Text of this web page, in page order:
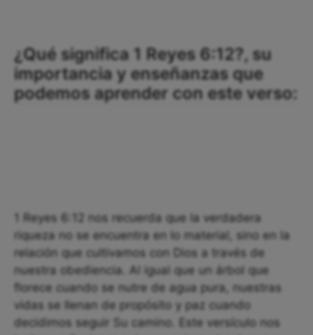
¿Qué significa 1 Reyes 6:12?, su
importancia y enseñanzas que
podemos aprender con este verso:
1 Reyes 6:12 nos recuerda que la verdadera
riqueza no se encuentra en lo material, sino en la
relación que cultivamos con Dios a través de
nuestra obediencia. Al igual que un árbol que
florece cuando se nutre de agua pura, nuestras
vidas se llenan de propósito y paz cuando
decidimos seguir Su camino. Este versículo nos